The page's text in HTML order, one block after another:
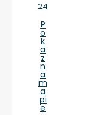
24
P
o
k
a
ż
n
a
m
a
pi
e